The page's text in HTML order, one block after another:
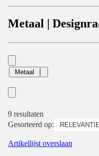
Metaal |
Metaal
9 resultaten
Gesorteerd op:
Artikellijst overslaan